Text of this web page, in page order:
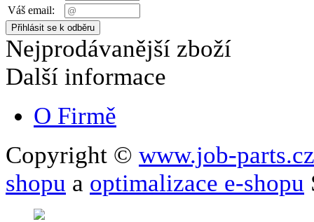
Váš email:
Nejprodávanější zboží
Další informace
O Firmě
Copyright © www.job-parts.cz
shopu a optimalizace e-shopu